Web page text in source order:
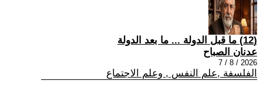
(12) ما قبل الدولة ... ما بعد الدولة
عدنان الصباح
2026 / 8 / 7
الفلسفة ,علم النفس , وعلم الاجتماع